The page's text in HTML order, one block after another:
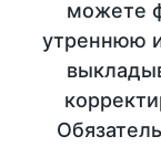
можете
утреннюю